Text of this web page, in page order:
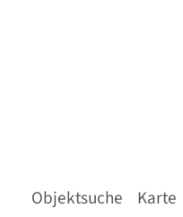
Objektsuche Karte